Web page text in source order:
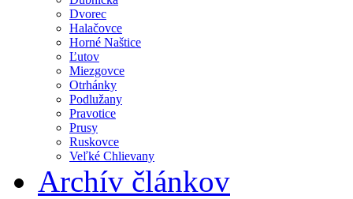
Dvorec
Halačovce
Horné Naštice
Ľutov
Miezgovce
Otrhánky
Podlužany
Pravotice
Prusy
Ruskovce
Veľké Chlievany
Archív článkov